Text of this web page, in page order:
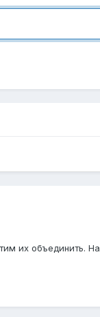
их объединить.